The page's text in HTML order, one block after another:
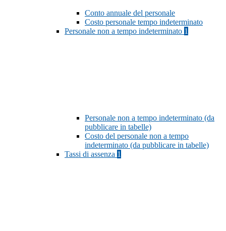
Conto annuale del personale
Costo personale tempo indeterminato
Personale non a tempo indeterminato 1
Personale non a tempo indeterminato (da
pubblicare in tabelle)
Costo del personale non a tempo
indeterminato (da pubblicare in tabelle)
Tassi di assenza 1